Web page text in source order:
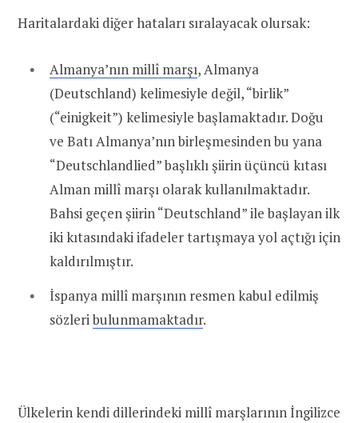
Haritalardaki diğer hataları sıralayacak olursak:
Almanya’nın millî marşı, Almanya
(Deutschland) kelimesiyle değil, “birlik”
(“einigkeit”) kelimesiyle başlamaktadır. Doğu
ve Batı Almanya’nın birleşmesinden bu yana
“Deutschlandlied” başlıklı şiirin üçüncü kıtası
Alman millî marşı olarak kullanılmaktadır.
Bahsi geçen şiirin “Deutschland” ile başlayan ilk
iki kıtasındaki ifadeler tartışmaya yol açtığı için
kaldırılmıştır.
İspanya millî marşının resmen kabul edilmiş
sözleribulunmamaktadır.
Ülkelerin kendi dillerindeki millî marşlarının İngilizce